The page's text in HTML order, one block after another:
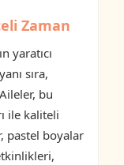
Zaman
yaratıcı
sıra,
bu
ile kaliteli
pastel boyalar